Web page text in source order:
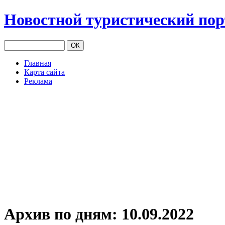
Новостной туристический
Главная
Карта сайта
Реклама
Архив по дням: 10.09.2022